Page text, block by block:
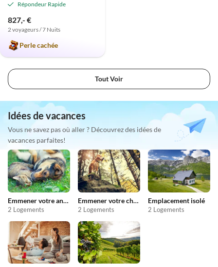
Répondeur Rapide
827,- €
2 voyageurs / 7 Nuits
Perle cachée
Tout Voir
Idées de vacances
Vous ne savez pas où aller ? Découvrez des idées de
vacances parfaites!
Emmener votre animal en vacances
2 Logements
Emmener votre chien en vacances
2 Logements
Emplacement isolé
2 Logements